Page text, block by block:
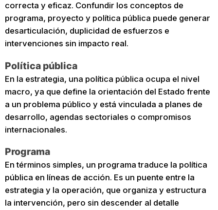
correcta y eficaz. Confundir los conceptos de
programa, proyecto y política pública puede generar
desarticulación, duplicidad de esfuerzos e
intervenciones sin impacto real.
Política pública
En la estrategia, una política pública ocupa el nivel
macro, ya que define la orientación del Estado frente
a un problema público y está vinculada a planes de
desarrollo, agendas sectoriales o compromisos
internacionales.
Programa
En términos simples, un programa traduce la política
pública en líneas de acción. Es un puente entre la
estrategia y la operación, que organiza y estructura
la intervención, pero sin descender al detalle